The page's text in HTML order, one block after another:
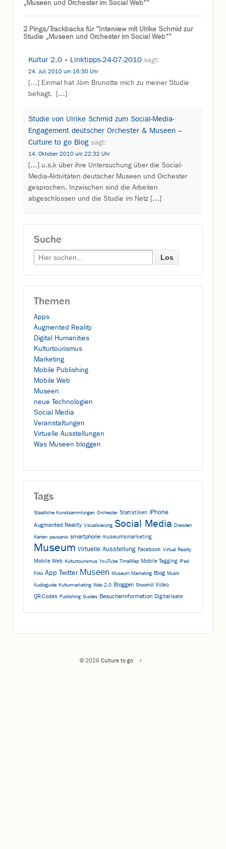
„Museen und Orchester im Social Web“”
2 Pings/Trackbacks für "Interview mit Ulrike Schmid zur
Studie „Museen und Orchester im Social Web“"
Kultur 2.0 » Linktipps-24-07-2010 sagt:
24. Juli 2010 um 16:30 Uhr
[…] Einmal hat Jörn Brunotte mich zu meiner Studie
befragt. […]
Studie von Ulrike Schmid zum Social-Media-
Engagement deutscher Orchester & Museen –
Culture to go Blog sagt:
14. Oktober 2010 um 22:32 Uhr
[…] u.s.k über ihre Untersuchung über die Social-
Media-Aktivitäten deutscher Museen und Orchester
gesprochen. Inzwischen sind die Arbeiten
abgeschlossen und die Studie im Netz […]
Suche
Search for:
Themen
Apps
Augmented Reality
Digital Humanities
Kulturtourismus
Marketing
Mobile Publishing
Mobile Web
Museen
neue Technologien
Social Media
Veranstaltungen
Virtuelle Ausstellungen
Was Museen bloggen
Tags
Staatliche Kunstsammlungen Orchester Statistiken iPhone
Augmented Reality Visualisierung Social Media Dresden
Karten pausanio smartphone museumsmarketing
Museum Virtuelle Ausstellung Facebook Virtual Reality
Mobile Web Kulturtourismus YouTube TimeMap Mobile Tagging iPad
Foto App Twitter Museen Museum Marketing Blog Musik
Audioguide Kulturmarketing Web 2.0 Bloggen Shoothill Video
QR-Codes Publishing Guides Besucherinformation Digitalisate
© 2026 Culture to go ↑